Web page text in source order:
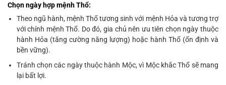
Chọn ngày hợp mệnh Thổ:
Theo ngũ hành, mệnh Thổ tương sinh với mệnh Hỏa và tương trợ
với chính mệnh Thổ. Do đó, gia chủ nên ưu tiên chọn ngày thuộc
hành Hỏa (tăng cường năng lượng) hoặc hành Thổ (ổn định và
bền vững).
Tránh chọn các ngày thuộc hành Mộc, vì Mộc khắc Thổ sẽ mang
lại bất lợi.